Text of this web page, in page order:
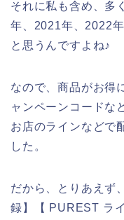
それに私も含め、多
年、2021年、2022
と思うんですよね♪
なので、商品がお得
ャンペーンコードな
お店のラインなどで
した。
だから、とりあえず
録】【 PUREST ラ